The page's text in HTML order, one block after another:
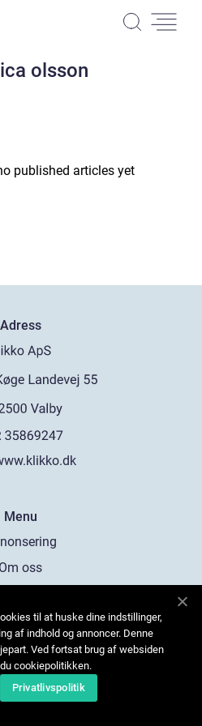
olsson
published articles yet
Adress
Menu
Om oss
oss
til at huske dine indstillinger,
af indhold og annoncer. Denne
Ved fortsat brug af websiden
cookiepolitikken.
Privatlivspolitik